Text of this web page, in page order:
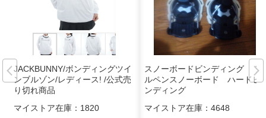
JACKBUNNY/ボンディングツイ
ンブルゾン/レディース! /公式売
り切れ商品
マイストア在庫： 1820
スノーボードビンディング ア
ルペンスノーボード ハードビ
ンディング
マイストア在庫： 4648